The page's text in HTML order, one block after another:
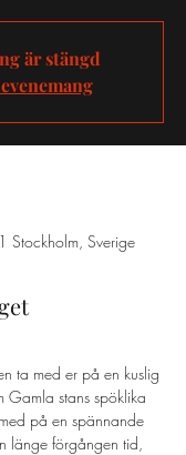
är stängd
Stockholm, Sverige
ta med er på en kuslig
Gamla stans spöklika
på en spännande
länge förgången tid,